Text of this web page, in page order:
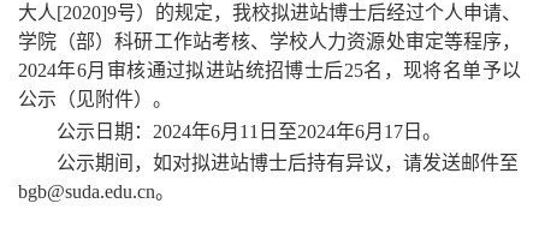
大人[2020]9号）的规定，我校拟进站博士后经过个人申请、
学院（部）科研工作站考核、学校人力资源处审定等程序，
2024年6月审核通过拟进站统招博士后25名，现将名单予以
公示（见附件）。
公示日期：2024年6月11日至2024年6月17日。
公示期间，如对拟进站博士后持有异议，请发送邮件至
bgb@suda.edu.cn。